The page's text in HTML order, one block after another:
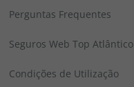
Perguntas Frequentes
Seguros Web Top Atlântico
Condições de Utilização